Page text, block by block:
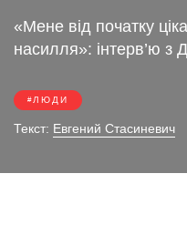
«Мене від початку
насилля»: інтерв’ю з
ЛЮДИ
Текст: Евгений Стасиневич